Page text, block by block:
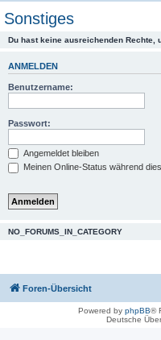
Sonstiges
Du hast keine ausreichenden Rechte,
ANMELDEN
Benutzername:
Passwort:
Angemeldet bleiben
Meinen Online-Status während
NO_FORUMS_IN_CATEGORY
Foren-Übersicht
Powered by phpBB®
Deutsche